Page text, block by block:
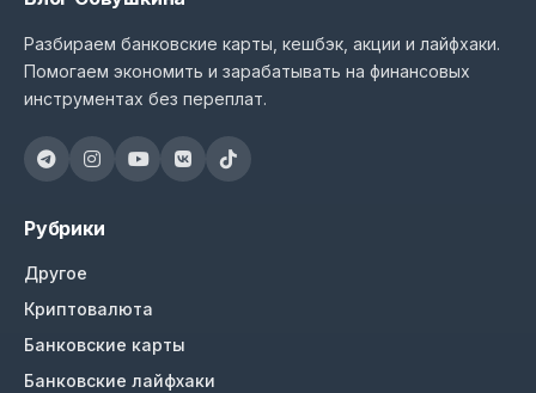
Разбираем банковские карты, кешбэк, акции и лайфхаки.
Помогаем экономить и зарабатывать на финансовых
инструментах без переплат.
Рубрики
Другое
Криптовалюта
Банковские карты
Банковские лайфхаки